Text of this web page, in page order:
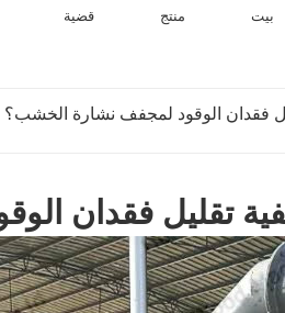
بيت منتج قضية
فقدان الوقود لمجفف نشارة الخشب؟
تقليل فقدان